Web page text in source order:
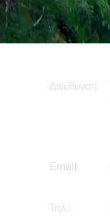
Διεύθυνση:
Email:
Τηλ.: